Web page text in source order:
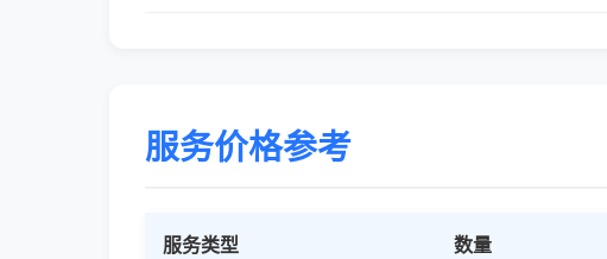
服务价格参考
服务类型 数量